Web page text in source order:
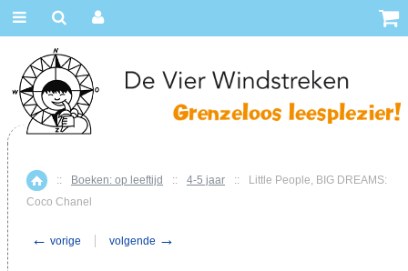
Home
:: Boeken: op leeftijd :: 4-5 jaar ::
Little People, BIG DREAMS:
Coco Chanel
← vorige volgende →